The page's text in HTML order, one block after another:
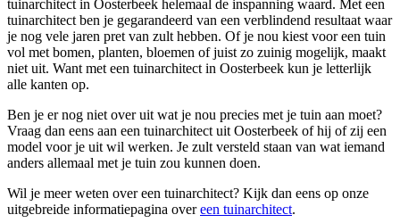
tuinarchitect in Oosterbeek helemaal de inspanning waard. Met een
tuinarchitect ben je gegarandeerd van een verblindend resultaat waar
je nog vele jaren pret van zult hebben. Of je nou kiest voor een tuin
vol met bomen, planten, bloemen of juist zo zuinig mogelijk, maakt
niet uit. Want met een tuinarchitect in Oosterbeek kun je letterlijk
alle kanten op.
Ben je er nog niet over uit wat je nou precies met je tuin aan moet?
Vraag dan eens aan een tuinarchitect uit Oosterbeek of hij of zij een
model voor je uit wil werken. Je zult versteld staan van wat iemand
anders allemaal met je tuin zou kunnen doen.
Wil je meer weten over een tuinarchitect? Kijk dan eens op onze
uitgebreide informatiepagina overeen tuinarchitect.